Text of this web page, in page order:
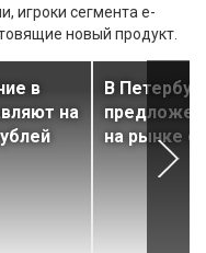
игроки сегмента e-
новый продукт.
в
на
В
на рынке